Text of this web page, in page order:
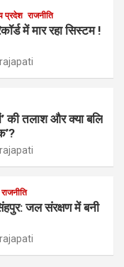
प्रदेश राजनीति
में मार रहा सिस्टम !
की तलाश और क्या बलि
राजनीति
जल संरक्षण में बनी